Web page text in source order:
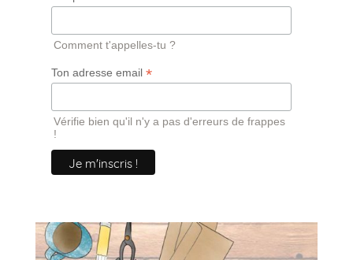
Comment t'appelles-tu ?
Ton adresse email *
Vérifie bien qu'il n'y a pas d'erreurs de frappes
!